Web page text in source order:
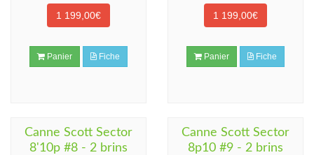
1 199,00€
Panier Fiche
1 199,00€
Panier Fiche
Canne Scott Sector
8'10p #8 - 2 brins
Canne Scott Sector
8p10 #9 - 2 brins